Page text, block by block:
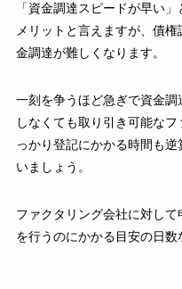
「資金調達スピードが早い
メリットと言えますが、債
金調達が難しくなります。
一刻を争うほど急ぎで資金
しなくても取り引き可能な
っかり登記にかかる時間も
いましょう。
ファクタリング会社に対し
を行うのにかかる目安の日数